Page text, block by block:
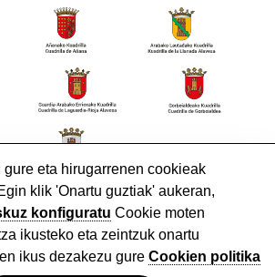
HARREMANETARAKO
Pribatutasun politika Cookieak